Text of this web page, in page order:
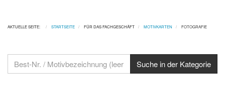
AKTUELLE SEITE: STARTSEITE FÜR DAS FACHGESCHÄFT MOTIVKARTEN FOTOGRAFIE